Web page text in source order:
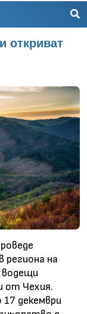
откриват
региона на
от Чехия.
декември